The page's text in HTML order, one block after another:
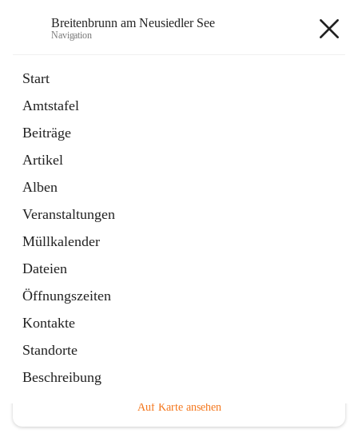
Breitenbrunn am Neusiedler See
Navigation
Start
Amtstafel
Beiträge
Artikel
Alben
Veranstaltungen
Müllkalender
Dateien
Öffnungszeiten
Kontakte
Standorte
Beschreibung
18 Schnellzugriffe
Gemeindeservice
Auf Karte ansehen